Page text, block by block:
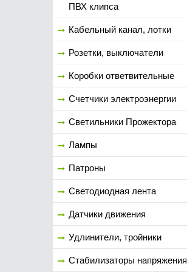
ПВХ клипса
Кабельный канал, лотки
Розетки, выключатели
Коробки ответвительные
Счетчики электроэнергии
Светильники Прожектора
Лампы
Патроны
Светодиодная лента
Датчики движения
Удлинители, тройники
Стабилизаторы напряжения